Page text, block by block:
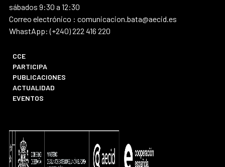
sábados 9:30 a 12:30
Correo electrónico : comunicacion.bata@aecid.es
WhastApp: (+240) 222 416 220
CCE
PARTICIPA
PUBLICACIONES
ACTUALIDAD
EVENTOS